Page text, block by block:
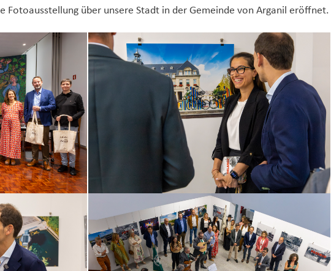
Fotoausstellung über unsere Stadt in der Gemeinde von Arganil eröffnet.